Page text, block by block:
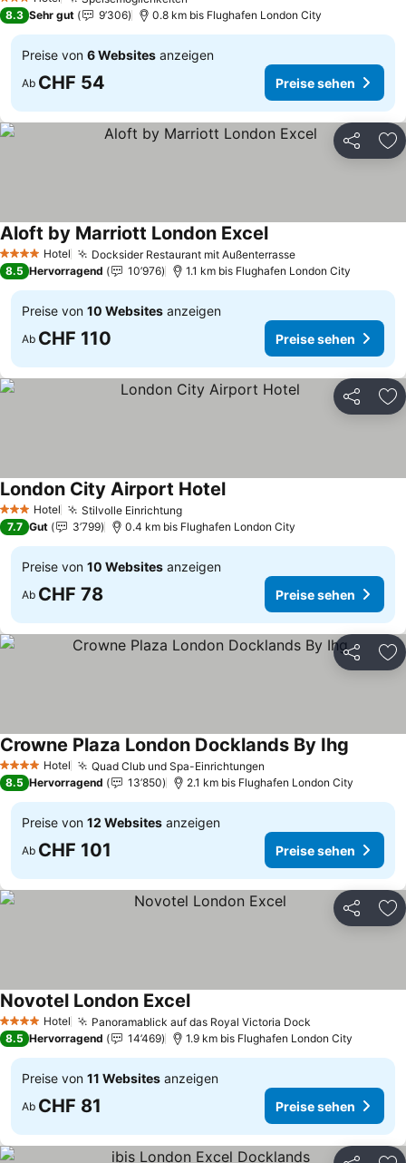
3 Sterne
8.3 Sehr gut 9’306 0.8 km bis Flughafen London City
Preise von 6 Websites anzeigen
Ab CHF 54 Preise sehen
Teilen
4 Sterne Hotel Docksider Restaurant mit AußenterrassePreise sehen
Aloft by Marriott London ExcelPreise sehen
8.5 Hervorragend 10’976 1.1 km bis Flughafen London City
Preise von 10 Websites anzeigen
Ab CHF 110 Preise sehen
Teilen
3 SterneHotel Stilvolle EinrichtungPreise sehen
London City Airport HotelPreise sehen
7.7 Gut 3’799 0.4 km bis Flughafen London City
Preise von 10 Websites anzeigen
Ab CHF 78 Preise sehen
Teilen
4 Sterne Hotel Quad Club und Spa-Einrichtungen
Crowne Plaza London Docklands By Ihg
8.5 Hervorragend 13’850 2.1 km bis Flughafen London City
Preise von 12 Websites anzeigen
Ab CHF 101 Preise sehen
Teilen
4 Sterne Hotel Panoramablick auf das Royal Victoria Dock
Novotel London ExcelPreise sehen
8.5 Hervorragend 14’469 1.9 km bis Flughafen London City
Preise von 11 Websites anzeigen
Ab CHF 81 Preise sehen